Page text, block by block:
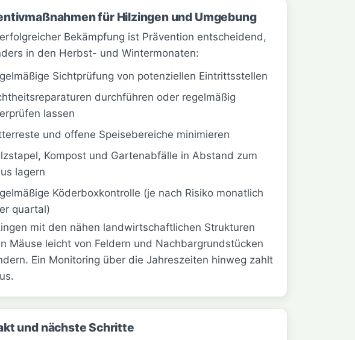
für Hilzingen und Umgebung
Bekämpfung ist Prävention entscheidend,
in den Herbst- und Wintermonaten:
Sichtprüfung von potenziellen Eintrittsstellen
durchführen oder regelmäßig
lassen
und offene Speisebereiche minimieren
Kompost und Gartenabfälle in Abstand zum
lagern
Köderboxkontrolle (je nach Risiko monatlich
quartal)
mit den nähen landwirtschaftlichen Strukturen
Mäuse leicht von Feldern und Nachbargrundstücken
Ein Monitoring über die Jahreszeiten hinweg zahlt
und nächste Schritte